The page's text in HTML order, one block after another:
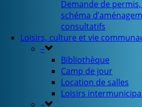
Demande de
schéma
consultatifs
Loisirs, culture et vie
–
Bibliothèque
Camp de jour
Location de salles
Loisirs
–